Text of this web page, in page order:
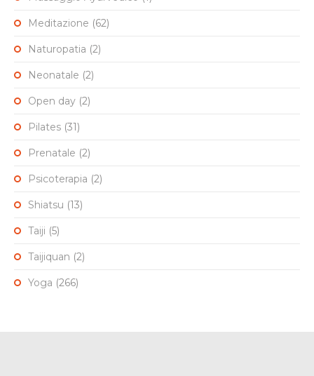
Meditazione (62)
Naturopatia (2)
Neonatale (2)
Open day (2)
Pilates (31)
Prenatale (2)
Psicoterapia (2)
Shiatsu (13)
Taiji (5)
Taijiquan (2)
Yoga (266)